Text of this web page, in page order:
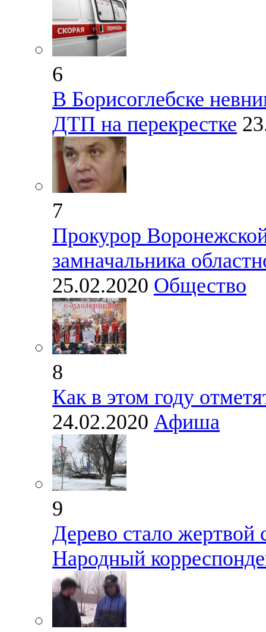
6
В Борисоглебске
ДТП на перекрестке
7
Прокурор
замначальника
25.02.2020 Общество
8
Как в этом году
24.02.2020 Афиша
9
Дерево стало жертвой
Народный